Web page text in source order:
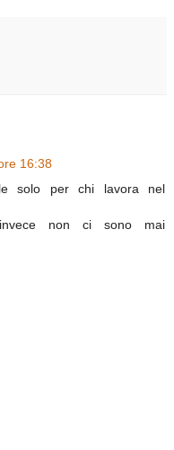
16:38
solo per chi lavora nel
non ci sono mai